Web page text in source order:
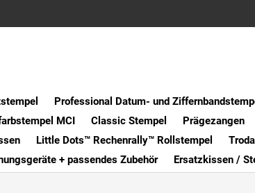
Professional Datum- und
MCI Classic Stempel Prägezangen
Little Dots™ Rechenrally™ Rollstempel
+ passendes Zubehör
Ersatzkissen /